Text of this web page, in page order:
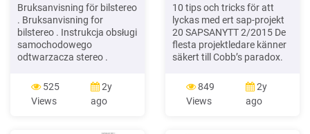
Bruksanvisning för bilstereo
. Bruksanvisning for
bilstereo . Instrukcja obsługi
samochodowego
odtwarzacza stereo .
Car Stereo . 610-104 . SV .
Bruksanvisning i original
525
Views
2y
ago
10 tips och tricks för att
lyckas med ert sap-projekt
20 SAPSANYTT 2/2015 De
flesta projektledare känner
säkert till Cobb’s paradox.
CIO för sekretariatet för
Treasury Board of Canada
1995 då han ställde frågan
849
Views
2y
ago